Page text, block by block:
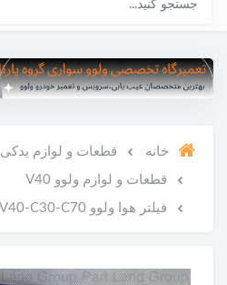
خانه قطعات و لوازم یدکی
قطعات و لوازم ولوو V40
فیلتر هوا ولوو V40-C30-C70